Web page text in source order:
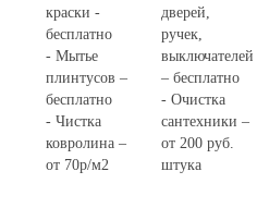
краски -
бесплатно
- Мытье
плинтусов –
бесплатно
- Чистка
ковролина –
от 70р/м2
дверей,
ручек,
выключателей
– бесплатно
- Очистка
сантехники –
от 200 руб.
штука